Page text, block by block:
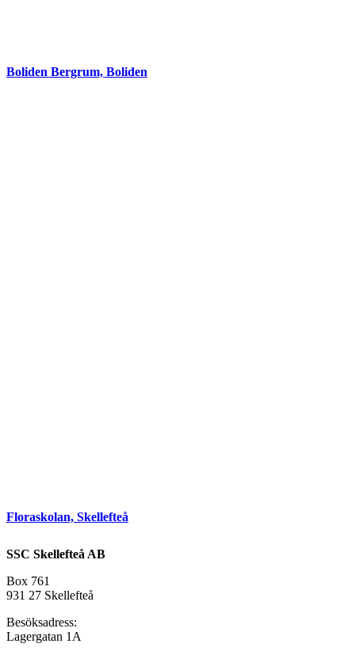
Boliden Bergrum, Boliden
Floraskolan, Skellefteå
SSC Skellefteå AB
Box 761
931 27 Skellefteå
Besöksadress:
Lagergatan 1A